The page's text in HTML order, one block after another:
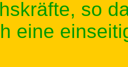
so
eine